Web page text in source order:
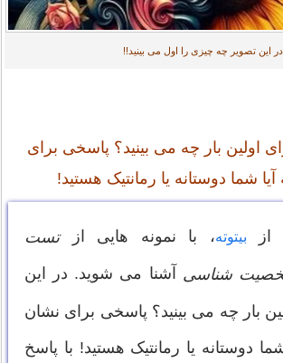
در این تصویر چه چیزی را اول می بینید!!
اولین بار چه می بینید؟ پاسخی برای
شما دوستانه یا رمانتیک هستید!
از بیتوته، با نمونه هایی ازتست
شناسی آشنا می شوید. در این
بار چه می بینید؟ پاسخی برای نشان
دوستانه یا رمانتیک هستید! با پاسخ